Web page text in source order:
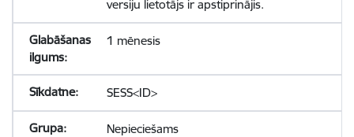
versiju lietotājs ir apstiprinājis.
1 mēnesis
SESS<ID>
Nepieciešams